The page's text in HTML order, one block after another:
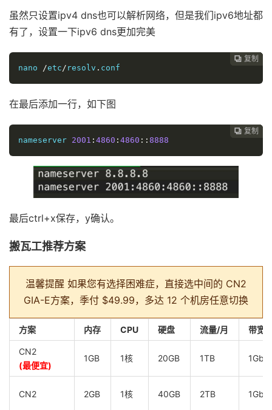
虽然只设置ipv4 dns也可以解析网络，但是我们ipv6地址都
有了，设置一下ipv6 dns更加完美
 复制
 复制
 复制
 复制
nano
/etc / resolv . conf
在最后添加一行，如下图
 复制
 复制
 复制
nameserver 2001 : 4860 : 4860 :: 8888
最后ctrl+x保存，y确认。
搬瓦工推荐方案
温馨提醒 如果您有选择困难症，直接选中间的 CN2
GIA-E方案，季付 $49.99，多达 12 个机房任意切换
方案 内存 CPU 硬盘 流量/月 带宽
CN2
(最便宜)
1GB 1核 20GB 1TB
CN2 2GB 1核 40GB 2TB